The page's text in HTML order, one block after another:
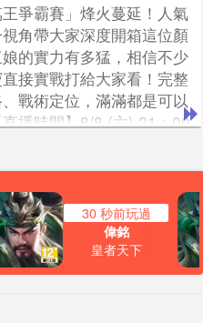
爭霸賽」烽火蔓延！人氣
角帶大家深度開箱這位顏
的實力有多猛，相信不少
接實戰打給大家看！完整
戰術定位，滿滿都是可以
播時間】8/8 (六) 21：00
a.wakool.net/DveZ🎮
31 秒前玩過
Anonymous
皇者天下